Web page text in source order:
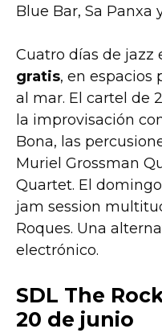
Blue Bar, Sa Panxa
Cuatro días de
gratis, en espacios
al mar. El cartel de
la improvisación
Bona, las
Muriel Grossman
Quartet. El
jam session
Roques. Una
electrónico.
SDL The
20 de junio